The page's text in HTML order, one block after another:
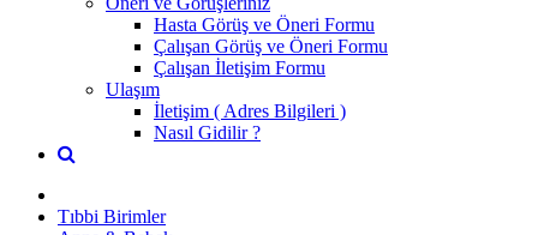
Hasta Görüş ve Öneri Formu
Çalışan Görüş ve Öneri Formu
Çalışan İletişim Formu
Ulaşım
İletişim ( Adres Bilgileri )
Nasıl Gidilir ?
Tıbbi Birimler